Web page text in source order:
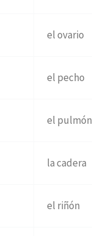
el ovario
el pecho
el pulmón
la cadera
el riñón